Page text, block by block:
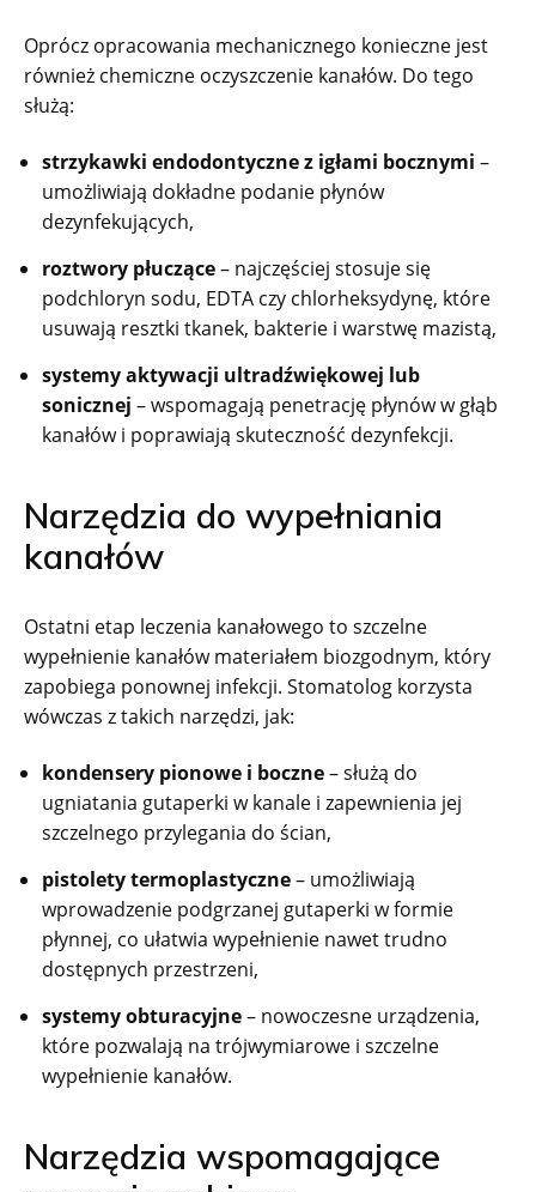
Oprócz opracowania mechanicznego konieczne jest
również chemiczne oczyszczenie kanałów. Do tego
służą:
strzykawki endodontyczne z igłami bocznymi –
umożliwiają dokładne podanie płynów
dezynfekujących,
roztwory płuczące– najczęściej stosuje się
podchloryn sodu, EDTA czy chlorheksydynę, które
usuwają resztki tkanek, bakterie i warstwę mazistą,
systemy aktywacji ultradźwiękowej lub
sonicznej – wspomagają penetrację płynów w głąb
kanałów i poprawiają skuteczność dezynfekcji.
Narzędzia do wypełniania
kanałów
Ostatni etap leczenia kanałowego to szczelne
wypełnienie kanałów materiałem biozgodnym, który
zapobiega ponownej infekcji. Stomatolog korzysta
wówczas z takich narzędzi, jak:
kondensery pionowe i boczne– służą do
ugniatania gutaperki w kanale i zapewnienia jej
szczelnego przylegania do ścian,
pistolety termoplastyczne– umożliwiają
wprowadzenie podgrzanej gutaperki w formie
płynnej, co ułatwia wypełnienie nawet trudno
dostępnych przestrzeni,
systemy obturacyjne– nowoczesne urządzenia,
które pozwalają na trójwymiarowe i szczelne
wypełnienie kanałów.
Narzędzia wspomagające